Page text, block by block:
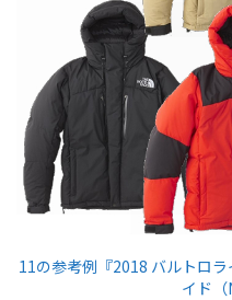
11の参考例『2018 バルトロ
イド（